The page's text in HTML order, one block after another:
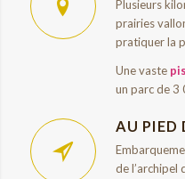
Plusieurs
prairies
pratiquer la
Une vaste
un parc de 3
AU PIED
de l’archipel